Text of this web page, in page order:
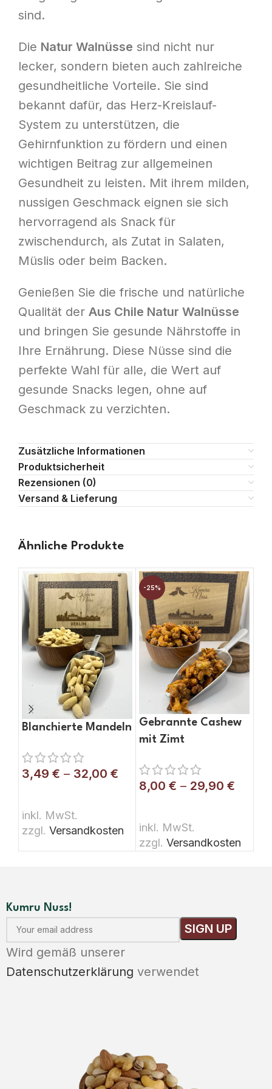
sind.
Die Natur Walnüsse sind nicht nur
lecker, sondern bieten auch zahlreiche
gesundheitliche Vorteile. Sie sind
bekannt dafür, das Herz-Kreislauf-
System zu unterstützen, die
Gehirnfunktion zu fördern und einen
wichtigen Beitrag zur allgemeinen
Gesundheit zu leisten. Mit ihrem milden,
nussigen Geschmack eignen sie sich
hervorragend als Snack für
zwischendurch, als Zutat in Salaten,
Müslis oder beim Backen.
Genießen Sie die frische und natürliche
Qualität der Aus Chile Natur Walnüsse
und bringen Sie gesunde Nährstoffe in
Ihre Ernährung. Diese Nüsse sind die
perfekte Wahl für alle, die Wert auf
gesunde Snacks legen, ohne auf
Geschmack zu verzichten.
Zusätzliche Informationen
Produktsicherheit
Rezensionen (0)
Versand & Lieferung
Ähnliche Produkte
Blanchierte Mandeln
3,49 € – 32,00 €
inkl. MwSt.
zzgl. Versandkosten
-25%
Gebrannte Cashew
mit Zimt
8,00 € – 29,90 €
inkl. MwSt.
zzgl. Versandkosten
Kumru Nuss!
Wird gemäß unserer
Datenschutzerklärung verwendet